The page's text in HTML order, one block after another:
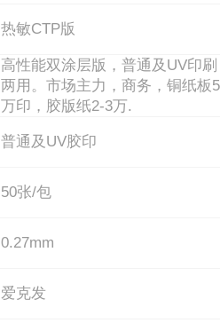
热敏CTP版
高性能双涂层版，普通及UV印刷
两用。市场主力，商务，铜纸板5
万印，胶版纸2-3万.
普通及UV胶印
50张/包
0.27mm
爱克发